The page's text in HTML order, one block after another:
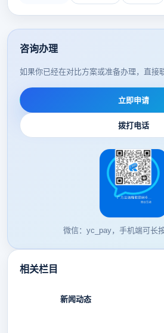
咨询办理
如果你已经在对比方案或准备办理，直接
立即申请
拨打电话
微信：yc_pay，手机端可长
相关栏目
新闻动态